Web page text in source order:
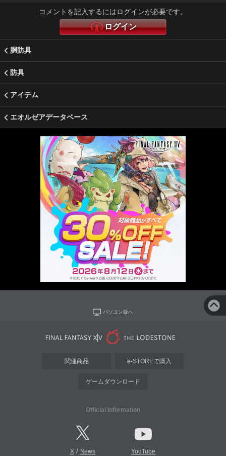
コメントを記入するにはログインが必要です。
ログイン
胴防具
防具
アイテム
エオルゼアデータベース
パソコン版へ
関連商品 e-STOREで購入
ゲームダウンロード
Official Information
X/ News YouTube